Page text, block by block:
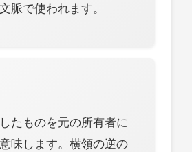
脈で使われます。
たものを元の所有者に
味します。横領の逆の